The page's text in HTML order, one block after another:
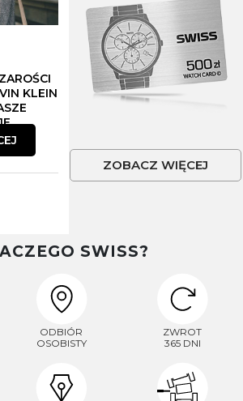
KLEIN
ZOBACZ WIĘCEJ
SWISS?
ODBIÓR
OSOBISTY
ZWROT
365 DNI